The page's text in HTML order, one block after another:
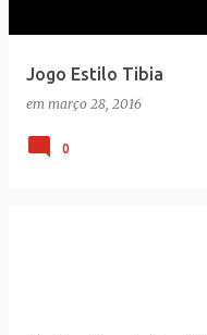
Jogo Estilo Tibia
em março 28, 2016
0